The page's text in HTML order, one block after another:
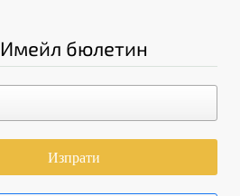
Имейл бюлетин
Изпрати